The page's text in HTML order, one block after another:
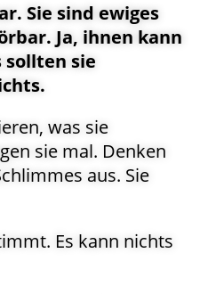
Sie sind ewiges
Ja, ihnen kann
sollten sie
was sie
sie mal. Denken
aus. Sie
Es kann nichts